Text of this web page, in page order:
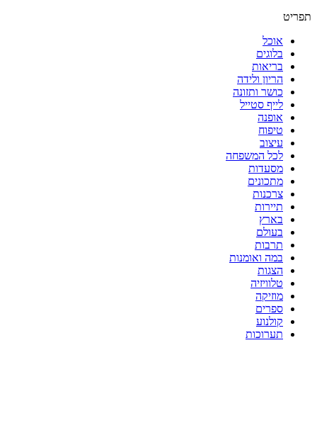
אוכל
בלוגים
בריאות
הריון ולידה
כושר ותזונה
לייף סטייל
אופנה
טיפוח
עיצוב
לכל המשפחה
מסעדות
מתכונים
צרכנות
תיירות
בארץ
בעולם
תרבות
במה ואומנות
הצגות
טלוויזיה
מוזיקה
ספרים
קולנוע
תערוכות